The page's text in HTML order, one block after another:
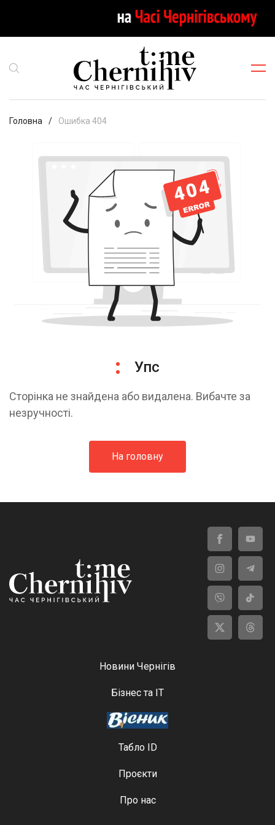
Головна Ошибка 404
Упс
Сторінка не знайдена або видалена. Вибачте за
незручності.
На головну
Новини Чернігів
Бізнес та ІТ
Табло ID
Проєкти
Про нас